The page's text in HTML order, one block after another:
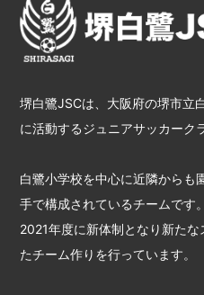
堺白鷺JSCは、大阪府の堺市立
に活動するジュニアサッカーク
白鷺小学校を中心に近隣からも
手で構成されているチームです
2021年度に新体制となり新た
たチーム作りを行っています。